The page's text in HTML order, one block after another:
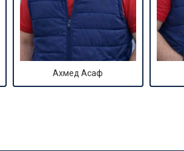
Ахмед Асаф